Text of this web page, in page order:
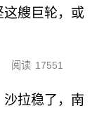
这艘巨轮，或
阅读 17551
拉稳了，南